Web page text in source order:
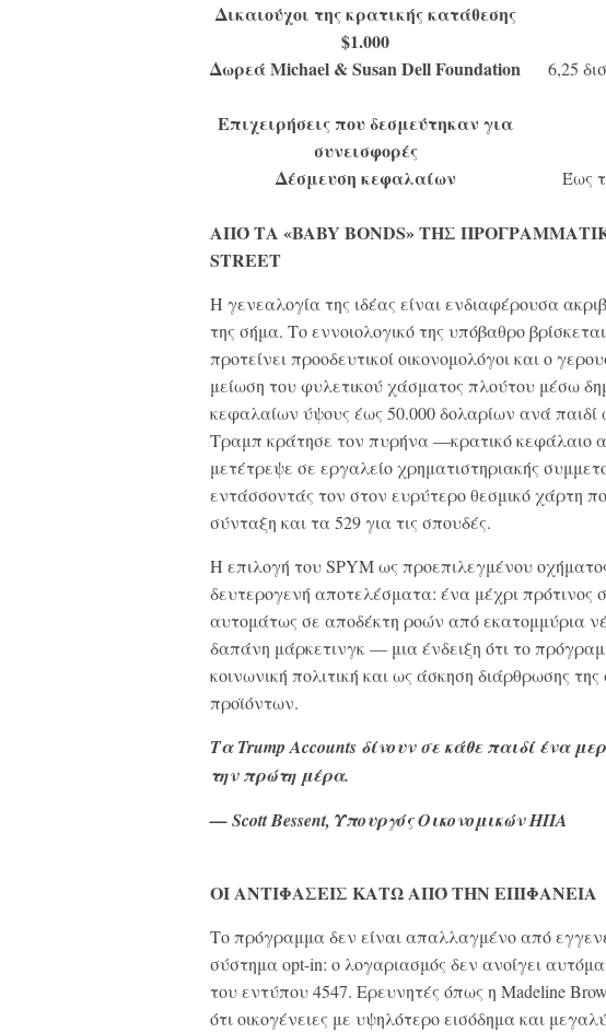
Δικαιούχοι της κρατικής κατάθεσης
$1.000
ΔωρεάMichael & Susan Dell Foundation
6,25
Επιχειρήσεις που δεσμεύτηκαν για
συνεισφορές
Δέσμευση κεφαλαίων Έως
ΑΠΌ ΤΑ «BABY BONDS» ΤΗΣ
STREET
Η γενεαλογία της ιδέας είναι ενδιαφέρουσα
της σήμα. Το εννοιολογικό της υπόβαθρο
προτείνει προοδευτικοί οικονομολόγοι και ο
μείωση του φυλετικού χάσματος πλούτου μέσω
κεφαλαίων ύψους έως 50.000 δολαρίων ανά παιδί
Τραμπ κράτησε τον πυρήνα —κρατικό κεφάλαιο
μετέτρεψε σε εργαλείο χρηματιστηριακής
εντάσσοντάς τον στον ευρύτερο θεσμικό χάρτη
σύνταξη και τα 529 για τις σπουδές.
Η επιλογή του SPYM ως προεπιλεγμένου
δευτερογενή αποτελέσματα: ένα μέχρι πρότινος
αυτομάτως σε αποδέκτη ροών από εκατομμύρια
δαπάνη μάρκετινγκ — μια ένδειξη ότι το
κοινωνική πολιτική και ως άσκηση διάρθρωσης
προϊόντων.
Τα Trump Accounts δίνουν σε κάθε παιδί ένα
την πρώτη μέρα.
— Scott Bessent, Υπουργός Οικονομικών ΗΠΑ
ΟΙ ΑΝΤΙΦΑΣΕΙΣ ΚΑΤΩ ΑΠΌ ΤΗΝ ΕΠΙΦΑΝΕΙΑ
Το πρόγραμμα δεν είναι απαλλαγμένο από
σύστημα opt-in: ο λογαριασμός δεν ανοίγει
του εντύπου 4547. Ερευνητές όπως η Madeline
ότι οικογένειες με υψηλότερο εισόδημα και